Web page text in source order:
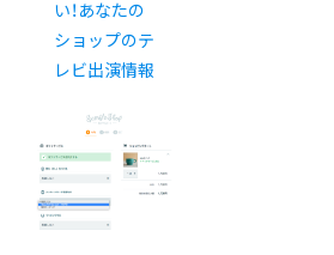
い！あなたの
ショップのテ
レビ出演情報